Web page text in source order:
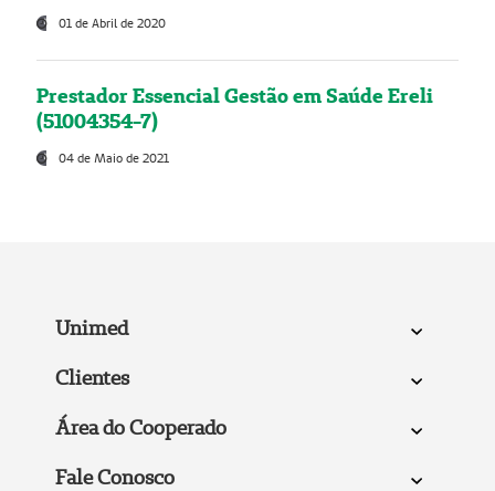
01 de Abril de 2020
Prestador Essencial Gestão em Saúde Ereli
(51004354-7)
04 de Maio de 2021
Unimed
Clientes
Área do Cooperado
Fale Conosco